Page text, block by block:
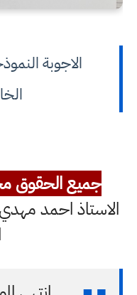
الاجوبة
جميع الحقوق
الاستاذ احمد